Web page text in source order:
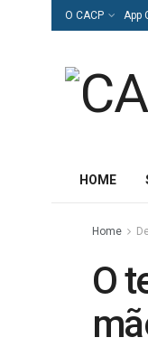
O CACP App
HOME
Home
O